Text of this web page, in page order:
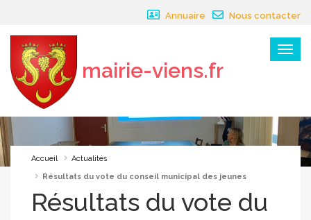
Annuaire Nous contacter
Menu
mairie-viens.fr
×
Accueil
Actualités
Résultats du vote du conseil municipal des jeunes
Résultats du vote du
Panneau de gestion des cookies